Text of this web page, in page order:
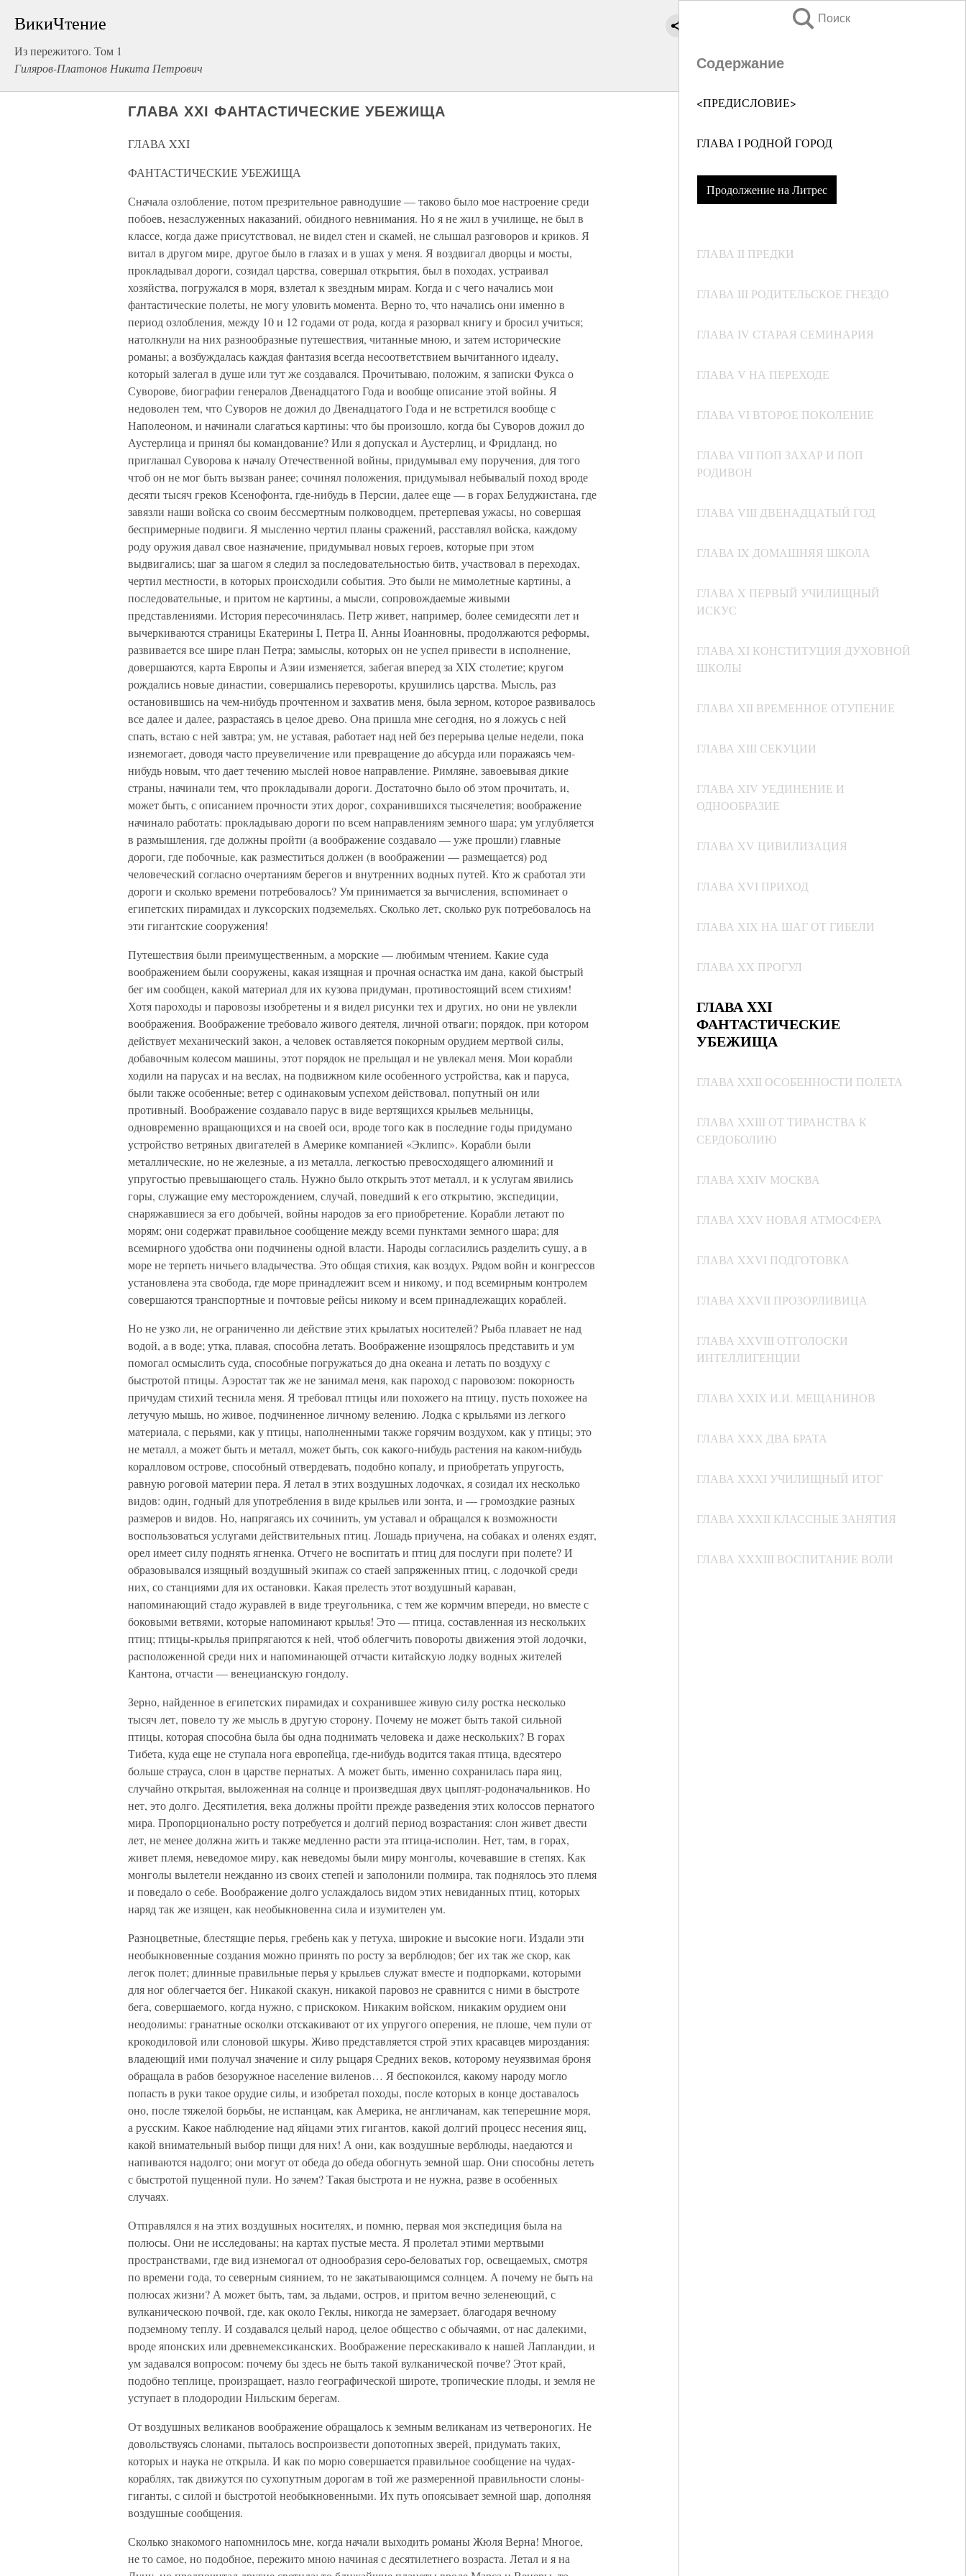
ВикиЧтение
Из пережитого. Том 1
Гиляров-Платонов Никита Петрович
Поиск
Содержание
<ПРЕДИСЛОВИЕ>
ГЛАВА I РОДНОЙ ГОРОД
Продолжение на Литрес
ГЛАВА II ПРЕДКИ
ГЛАВА III РОДИТЕЛЬСКОЕ ГНЕЗДО
ГЛАВА IV СТАРАЯ СЕМИНАРИЯ
ГЛАВА V НА ПЕРЕХОДЕ
ГЛАВА VI ВТОРОЕ ПОКОЛЕНИЕ
ГЛАВА VII ПОП ЗАХАР И ПОП
РОДИВОН
ГЛАВА VIII ДВЕНАДЦАТЫЙ ГОД
ГЛАВА IX ДОМАШНЯЯ ШКОЛА
ГЛАВА X ПЕРВЫЙ УЧИЛИЩНЫЙ
ИСКУС
ГЛАВА XI КОНСТИТУЦИЯ ДУХОВНОЙ
ШКОЛЫ
ГЛАВА XII ВРЕМЕННОЕ ОТУПЕНИЕ
ГЛАВА XIII СЕКУЦИИ
ГЛАВА XIV УЕДИНЕНИЕ И
ОДНООБРАЗИЕ
ГЛАВА XV ЦИВИЛИЗАЦИЯ
ГЛАВА XVI ПРИХОД
ГЛАВА XIX НА ШАГ ОТ ГИБЕЛИ
ГЛАВА XX ПРОГУЛ
ГЛАВА XXI
ФАНТАСТИЧЕСКИЕ
УБЕЖИЩА
ГЛАВА XXII ОСОБЕННОСТИ ПОЛЕТА
ГЛАВА XXIII ОТ ТИРАНСТВА К
СЕРДОБОЛИЮ
ГЛАВА XXIV МОСКВА
ГЛАВА XXV НОВАЯ АТМОСФЕРА
ГЛАВА XXVI ПОДГОТОВКА
ГЛАВА XXVII ПРОЗОРЛИВИЦА
ГЛАВА XXVIII ОТГОЛОСКИ
ИНТЕЛЛИГЕНЦИИ
ГЛАВА XXIX И.И. МЕЩАНИНОВ
ГЛАВА XXX ДВА БРАТА
ГЛАВА XXXI УЧИЛИЩНЫЙ ИТОГ
ГЛАВА XXXII КЛАССНЫЕ ЗАНЯТИЯ
ГЛАВА XXXIII ВОСПИТАНИЕ ВОЛИ
ГЛАВА XXI ФАНТАСТИЧЕСКИЕ УБЕЖИЩА
ГЛАВА XXI
ФАНТАСТИЧЕСКИЕ УБЕЖИЩА
Сначала озлобление, потом презрительное равнодушие — таково было мое настроение среди
побоев, незаслуженных наказаний, обидного невнимания. Но я не жил в училище, не был в
классе, когда даже присутствовал, не видел стен и скамей, не слышал разговоров и криков. Я
витал в другом мире, другое было в глазах и в ушах у меня. Я воздвигал дворцы и мосты,
прокладывал дороги, созидал царства, совершал открытия, был в походах, устраивал
хозяйства, погружался в моря, взлетал к звездным мирам. Когда и с чего начались мои
фантастические полеты, не могу уловить момента. Верно то, что начались они именно в
период озлобления, между 10 и 12 годами от рода, когда я разорвал книгу и бросил учиться;
натолкнули на них разнообразные путешествия, читанные мною, и затем исторические
романы; а возбуждалась каждая фантазия всегда несоответствием вычитанного идеалу,
который залегал в душе или тут же создавался. Прочитываю, положим, я записки Фукса о
Суворове, биографии генералов Двенадцатого Года и вообще описание этой войны. Я
недоволен тем, что Суворов не дожил до Двенадцатого Года и не встретился вообще с
Наполеоном, и начинали слагаться картины: что бы произошло, когда бы Суворов дожил до
Аустерлица и принял бы командование? Или я допускал и Аустерлиц, и Фридланд, но
приглашал Суворова к началу Отечественной войны, придумывал ему поручения, для того
чтоб он не мог быть вызван ранее; сочинял положения, придумывал небывалый поход вроде
десяти тысяч греков Ксенофонта, где-нибудь в Персии, далее еще — в горах Белуджистана, где
завязли наши войска со своим бессмертным полководцем, претерпевая ужасы, но совершая
беспримерные подвиги. Я мысленно чертил планы сражений, расставлял войска, каждому
роду оружия давал свое назначение, придумывал новых героев, которые при этом
выдвигались; шаг за шагом я следил за последовательностью битв, участвовал в переходах,
чертил местности, в которых происходили события. Это были не мимолетные картины, а
последовательные, и притом не картины, а мысли, сопровождаемые живыми
представлениями. История пересочинялась. Петр живет, например, более семидесяти лет и
вычеркиваются страницы Екатерины I, Петра II, Анны Иоанновны, продолжаются реформы,
развивается все шире план Петра; замыслы, которых он не успел привести в исполнение,
довершаются, карта Европы и Азии изменяется, забегая вперед за XIX столетие; кругом
рождались новые династии, совершались перевороты, крушились царства. Мысль, раз
остановившись на чем-нибудь прочтенном и захватив меня, была зерном, которое развивалось
все далее и далее, разрастаясь в целое древо. Она пришла мне сегодня, но я ложусь с ней
спать, встаю с ней завтра; ум, не уставая, работает над ней без перерыва целые недели, пока
изнемогает, доводя часто преувеличение или превращение до абсурда или поражаясь чем-
нибудь новым, что дает течению мыслей новое направление. Римляне, завоевывая дикие
страны, начинали тем, что прокладывали дороги. Достаточно было об этом прочитать, и,
может быть, с описанием прочности этих дорог, сохранившихся тысячелетия; воображение
начинало работать: прокладываю дороги по всем направлениям земного шара; ум углубляется
в размышления, где должны пройти (а воображение создавало — уже прошли) главные
дороги, где побочные, как разместиться должен (в воображении — размещается) род
человеческий согласно очертаниям берегов и внутренних водных путей. Кто ж сработал эти
дороги и сколько времени потребовалось? Ум принимается за вычисления, вспоминает о
египетских пирамидах и луксорских подземельях. Сколько лет, сколько рук потребовалось на
эти гигантские сооружения!
Путешествия были преимущественным, а морские — любимым чтением. Какие суда
воображением были сооружены, какая изящная и прочная оснастка им дана, какой быстрый
бег им сообщен, какой материал для их кузова придуман, противостоящий всем стихиям!
Хотя пароходы и паровозы изобретены и я видел рисунки тех и других, но они не увлекли
воображения. Воображение требовало живого деятеля, личной отваги; порядок, при котором
действует механический закон, а человек оставляется покорным орудием мертвой силы,
добавочным колесом машины, этот порядок не прельщал и не увлекал меня. Мои корабли
ходили на парусах и на веслах, на подвижном киле особенного устройства, как и паруса,
были также особенные; ветер с одинаковым успехом действовал, попутный он или
противный. Воображение создавало парус в виде вертящихся крыльев мельницы,
одновременно вращающихся и на своей оси, вроде того как в последние годы придумано
устройство ветряных двигателей в Америке компанией «Эклипс». Корабли были
металлические, но не железные, а из металла, легкостью превосходящего алюминий и
упругостью превышающего сталь. Нужно было открыть этот металл, и к услугам явились
горы, служащие ему месторождением, случай, поведший к его открытию, экспедиции,
снаряжавшиеся за его добычей, войны народов за его приобретение. Корабли летают по
морям; они содержат правильное сообщение между всеми пунктами земного шара; для
всемирного удобства они подчинены одной власти. Народы согласились разделить сушу, а в
море не терпеть ничьего владычества. Это общая стихия, как воздух. Рядом войн и конгрессов
установлена эта свобода, где море принадлежит всем и никому, и под всемирным контролем
совершаются транспортные и почтовые рейсы никому и всем принадлежащих кораблей.
Но не узко ли, не ограниченно ли действие этих крылатых носителей? Рыба плавает не над
водой, а в воде; утка, плавая, способна летать. Воображение изощрялось представить и ум
помогал осмыслить суда, способные погружаться до дна океана и летать по воздуху с
быстротой птицы. Аэростат так же не занимал меня, как пароход с паровозом: покорность
причудам стихий теснила меня. Я требовал птицы или похожего на птицу, пусть похожее на
летучую мышь, но живое, подчиненное личному велению. Лодка с крыльями из легкого
материала, с перьями, как у птицы, наполненными также горячим воздухом, как у птицы; это
не металл, а может быть и металл, может быть, сок какого-нибудь растения на каком-нибудь
коралловом острове, способный отвердевать, подобно копалу, и приобретать упругость,
равную роговой материи пера. Я летал в этих воздушных лодочках, я созидал их несколько
видов: один, годный для употребления в виде крыльев или зонта, и — громоздкие разных
размеров и видов. Но, напрягаясь их сочинить, ум уставал и обращался к возможности
воспользоваться услугами действительных птиц. Лошадь приучена, на собаках и оленях ездят,
орел имеет силу поднять ягненка. Отчего не воспитать и птиц для послуги при полете? И
образовывался изящный воздушный экипаж со стаей запряженных птиц, с лодочкой среди
них, со станциями для их остановки. Какая прелесть этот воздушный караван,
напоминающий стадо журавлей в виде треугольника, с тем же кормчим впереди, но вместе с
боковыми ветвями, которые напоминают крылья! Это — птица, составленная из нескольких
птиц; птицы-крылья припрягаются к ней, чтоб облегчить повороты движения этой лодочки,
расположенной среди них и напоминающей отчасти китайскую лодку водных жителей
Кантона, отчасти — венецианскую гондолу.
Зерно, найденное в египетских пирамидах и сохранившее живую силу ростка несколько
тысяч лет, повело ту же мысль в другую сторону. Почему не может быть такой сильной
птицы, которая способна была бы одна поднимать человека и даже нескольких? В горах
Тибета, куда еще не ступала нога европейца, где-нибудь водится такая птица, вдесятеро
больше страуса, слон в царстве пернатых. А может быть, именно сохранилась пара яиц,
случайно открытая, выложенная на солнце и произведшая двух цыплят-родоначальников. Но
нет, это долго. Десятилетия, века должны пройти прежде разведения этих колоссов пернатого
мира. Пропорционально росту потребуется и долгий период возрастания: слон живет двести
лет, не менее должна жить и также медленно расти эта птица-исполин. Нет, там, в горах,
живет племя, неведомое миру, как неведомы были миру монголы, кочевавшие в степях. Как
монголы вылетели нежданно из своих степей и заполонили полмира, так поднялось это племя
и поведало о себе. Воображение долго услаждалось видом этих невиданных птиц, которых
наряд так же изящен, как необыкновенна сила и изумителен ум.
Разноцветные, блестящие перья, гребень как у петуха, широкие и высокие ноги. Издали эти
необыкновенные создания можно принять по росту за верблюдов; бег их так же скор, как
легок полет; длинные правильные перья у крыльев служат вместе и подпорками, которыми
для ног облегчается бег. Никакой скакун, никакой паровоз не сравнится с ними в быстроте
бега, совершаемого, когда нужно, с прискоком. Никаким войском, никаким орудием они
неодолимы: гранатные осколки отскакивают от их упругого оперения, не плоше, чем пули от
крокодиловой или слоновой шкуры. Живо представляется строй этих красавцев мироздания:
владеющий ими получал значение и силу рыцаря Средних веков, которому неуязвимая броня
обращала в рабов безоружное население виленов… Я беспокоился, какому народу могло
попасть в руки такое орудие силы, и изобретал походы, после которых в конце доставалось
оно, после тяжелой борьбы, не испанцам, как Америка, не англичанам, как теперешние моря,
а русским. Какое наблюдение над яйцами этих гигантов, какой долгий процесс несения яиц,
какой внимательный выбор пищи для них! А они, как воздушные верблюды, наедаются и
напиваются надолго; они могут от обеда до обеда обогнуть земной шар. Они способны лететь
с быстротой пущенной пули. Но зачем? Такая быстрота и не нужна, разве в особенных
случаях.
Отправлялся я на этих воздушных носителях, и помню, первая моя экспедиция была на
полюсы. Они не исследованы; на картах пустые места. Я пролетал этими мертвыми
пространствами, где вид изнемогал от однообразия серо-беловатых гор, освещаемых, смотря
по времени года, то северным сиянием, то не закатывающимся солнцем. А почему не быть на
полюсах жизни? А может быть, там, за льдами, остров, и притом вечно зеленеющий, с
вулканическою почвой, где, как около Геклы, никогда не замерзает, благодаря вечному
подземному теплу. И создавался целый народ, целое общество с обычаями, от нас далекими,
вроде японских или древнемексиканских. Воображение перескакивало к нашей Лапландии, и
ум задавался вопросом: почему бы здесь не быть такой вулканической почве? Этот край,
подобно теплице, произращает, назло географической широте, тропические плоды, и земля не
уступает в плодородии Нильским берегам.
От воздушных великанов воображение обращалось к земным великанам из четвероногих. Не
довольствуясь слонами, пыталось воспроизвести допотопных зверей, придумать таких,
которых и наука не открыла. И как по морю совершается правильное сообщение на чудах-
кораблях, так движутся по сухопутным дорогам в той же размеренной правильности слоны-
гиганты, с силой и быстротой необыкновенными. Их путь опоясывает земной шар, дополняя
воздушные сообщения.
Сколько знакомого напомнилось мне, когда начали выходить романы Жюля Верна! Многое,
не то самое, но подобное, пережито мною начиная с десятилетнего возраста. Летал и я на